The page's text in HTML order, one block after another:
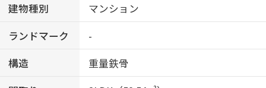
建物種別
マンション
ランドマーク
-
構造
重量鉄骨